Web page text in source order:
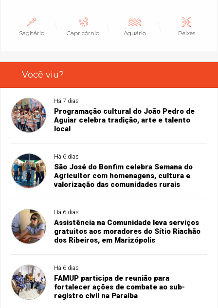
Sagitário Capricórnio Aquário Peixes
Você viu?
Há 7 dias
Programação cultural do João Pedro de
Aguiar celebra tradição, arte e talento
local
Há 6 dias
São José do Bonfim celebra Semana do
Agricultor com homenagens, cultura e
valorização das comunidades rurais
Há 6 dias
Assistência na Comunidade leva serviços
gratuitos aos moradores do Sítio Riachão
dos Ribeiros, em Marizópolis
Há 6 dias
FAMUP participa de reunião para
fortalecer ações de combate ao sub-
registro civil na Paraíba